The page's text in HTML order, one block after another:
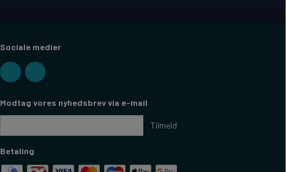
Sociale medier
Modtag vores nyhedsbrev via e-mail
Tilmeld
Betaling